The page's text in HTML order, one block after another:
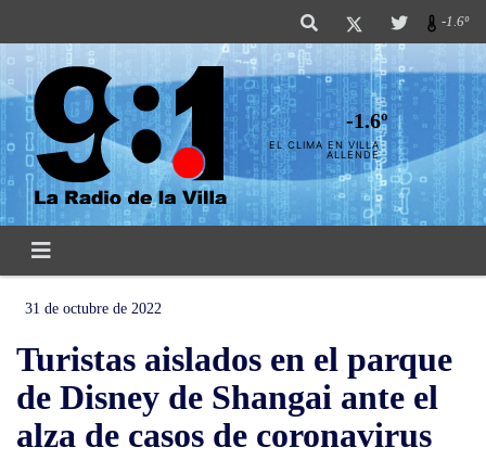
-1.6º
-1.6º
EL CLIMA EN VILLA
ALLENDE
31 de octubre de 2022
Turistas aislados en el parque
de Disney de Shangai ante el
alza de casos de coronavirus